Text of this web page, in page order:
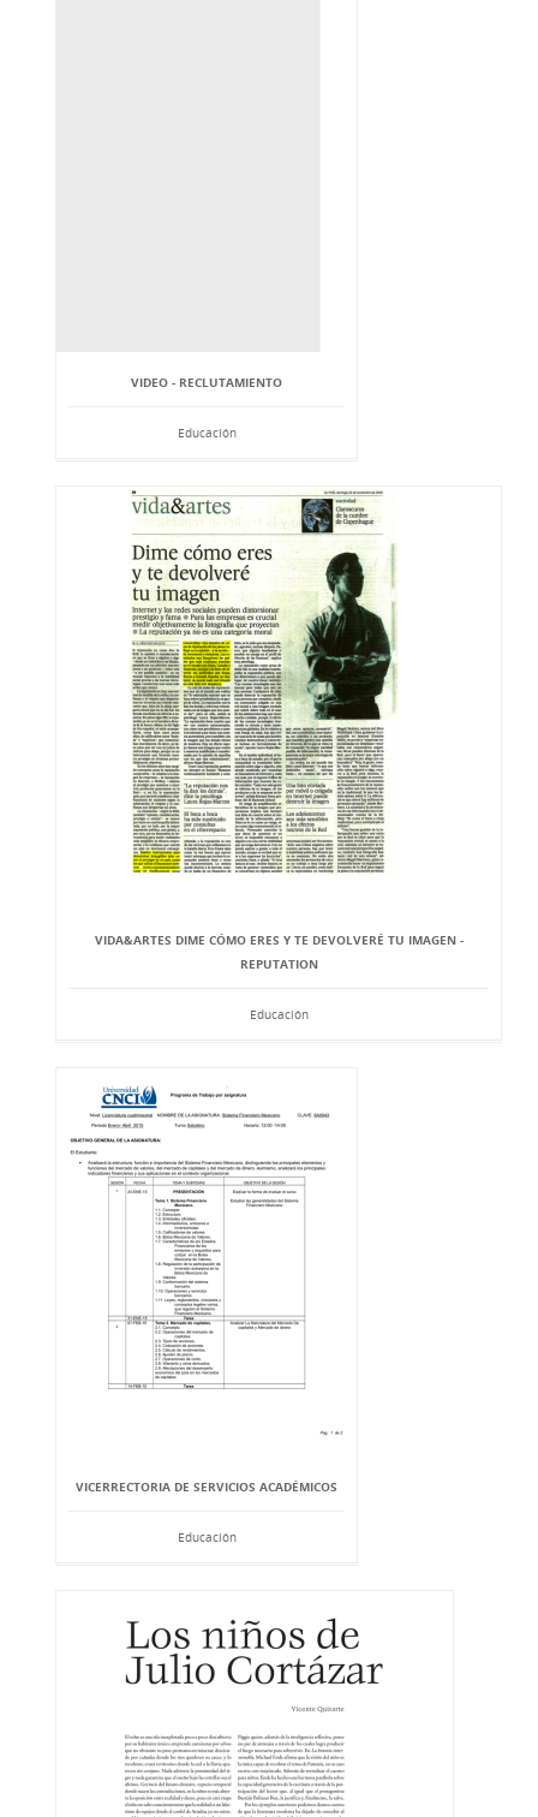
VIDEO - RECLUTAMIENTO
Educación
VIDA&ARTES DIME CÓMO ERES Y TE DEVOLVERÉ TU IMAGEN -
REPUTATION
Educación
VICERRECTORIA DE SERVICIOS ACADÉMICOS
Educación